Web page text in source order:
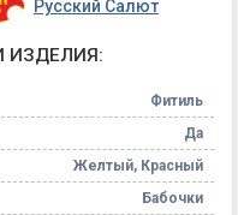
Русский Салют
ИЗДЕЛИЯ:
Фитиль
Да
Желтый, Красный
Бабочки